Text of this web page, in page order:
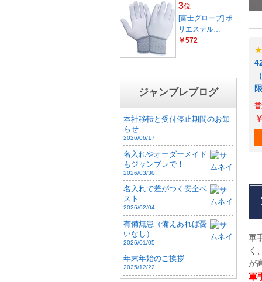
★
軍
く
が
軍
3位
[富士グローブ] ポ
リエステル…
￥572
ジャンブレブログ
本社移転と受付停止期間のお知
らせ
2026/06/17
名入れやオーダーメイド
もジャンブレで！
2026/03/30
名入れで差がつく安全ベ
スト
2026/02/04
有備無患（備えあれば憂
いなし）
2026/01/05
年末年始のご挨拶
2025/12/22